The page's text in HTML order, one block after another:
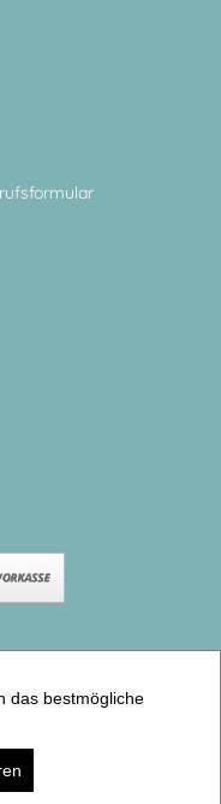
|
Shop
das bestmögliche